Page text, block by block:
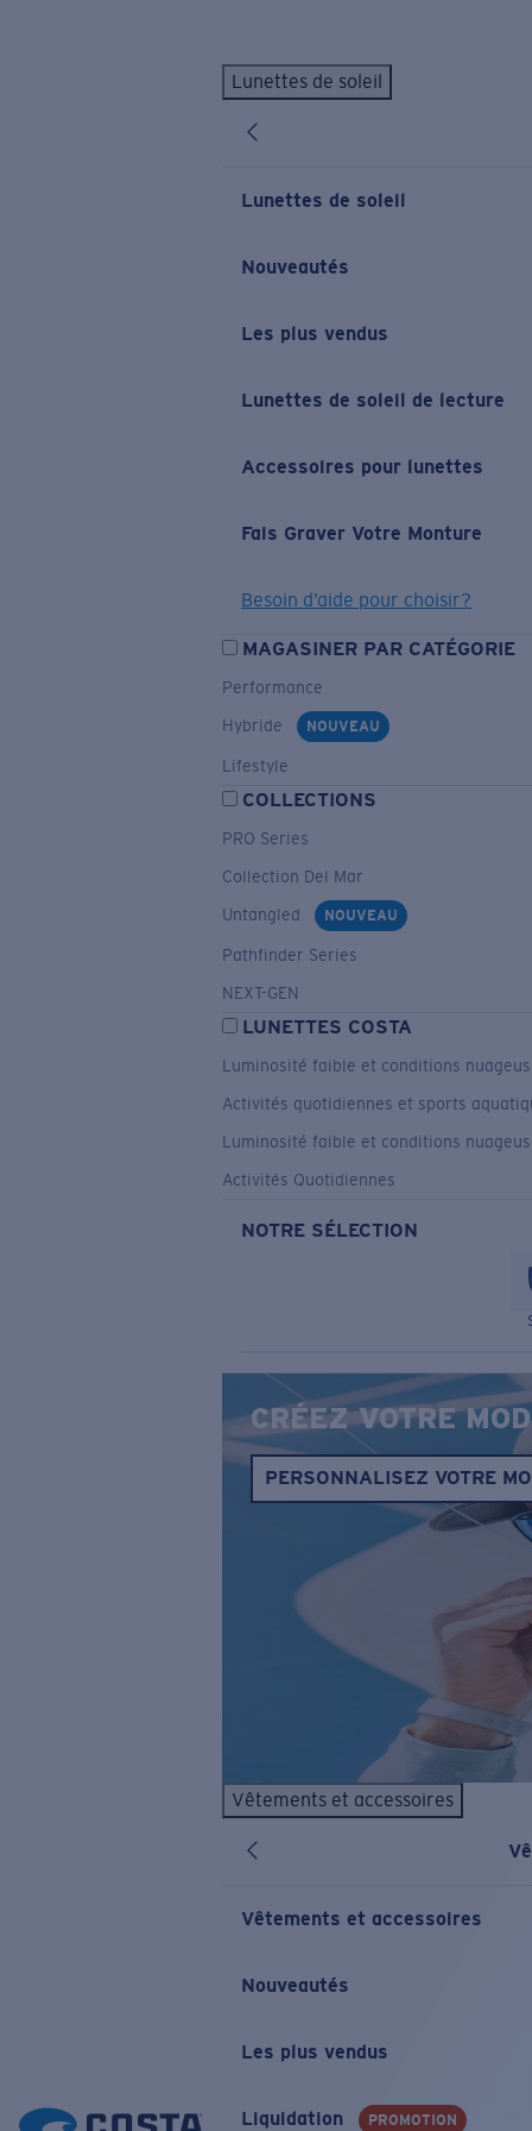
Lunettes de soleil
Lunettes de soleil
Nouveautés
Les plus vendus
Lunettes de soleil de lecture
Accessoires pour lunettes
Fais Graver Votre Monture
Besoin d’aide pour choisir?
MAGASINER PAR CATÉGORIE
Performance
Hybride
NOUVEAU
Lifestyle
COLLECTIONS
PRO Series
Collection Del Mar
Untangled
NOUVEAU
Pathfinder Series
NEXT-GEN
LUNETTES COSTA
Luminosité faible et conditions
Activités quotidiennes et sports
Luminosité faible et conditions
Activités Quotidiennes
NOTRE SÉLECTION
CRÉEZ VOTRE
PERSONNALISEZ VOTRE
Vêtements et accessoires
Vêtements et accessoires
Nouveautés
Les plus vendus
Liquidation PROMOTION
LES PLUS RECHERCHÉS
Lunettes de soleil personnalisées